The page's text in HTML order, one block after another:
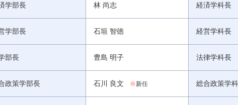
学部長 林 尚志 経済学科長
学部長 石垣 智徳 経営学科長
部長 豊島 明子 法律学科長
政策学部長 石川 良文 ※新任 総合政策学